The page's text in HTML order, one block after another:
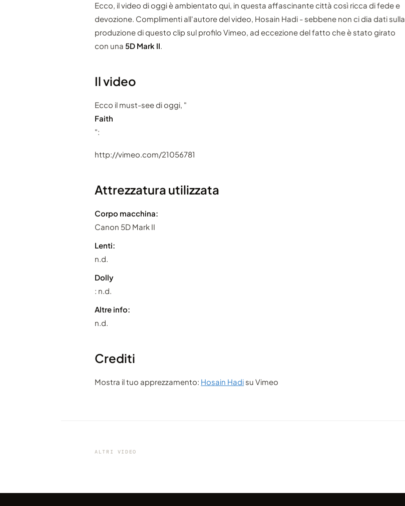
Ecco, il video di oggi è ambientato qui, in questa affascinante città così ricca di fede e
devozione. Complimenti all'autore del video, Hosain Hadi - sebbene non ci dia dati sulla
produzione di questo clip sul profilo Vimeo, ad eccezione del fatto che è stato girato
con una5D Mark II.
Il video
Ecco il must-see di oggi, "
Faith
":
http://vimeo.com/21056781
Attrezzatura utilizzata
Corpo macchina:
Canon 5D Mark II
Lenti:
n.d.
Dolly
: n.d.
Altre info:
n.d.
Crediti
Mostra il tuo apprezzamento: Hosain Hadi su Vimeo
ALTRI VIDEO
condiviso da marcofama